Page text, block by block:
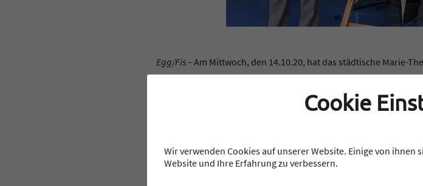
Egg/Fis –Am Mittwoch, den 14.10.20, hat das städtische Marie-
Lions Club zum vierten Mal das Qualitätssiegel verliehen. Damit
Auszeichnung seit 2007 vier Mal in Folge erhalten hat.
eingeweiht.
Cookie
Wir verwenden Cookies auf unserer Website. Einige von
Website und Ihre Erfahrung zu verbessern.